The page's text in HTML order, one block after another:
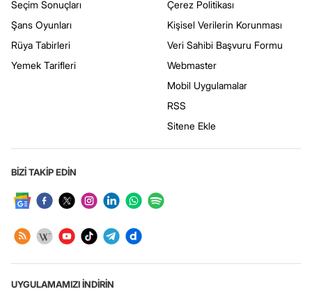
Seçim Sonuçları
Şans Oyunları
Rüya Tabirleri
Yemek Tarifleri
Çerez Politikası
Kişisel Verilerin Korunması
Veri Sahibi Başvuru Formu
Webmaster
Mobil Uygulamalar
RSS
Sitene Ekle
BİZİ TAKİP EDİN
UYGULAMAMIZI İNDİRİN